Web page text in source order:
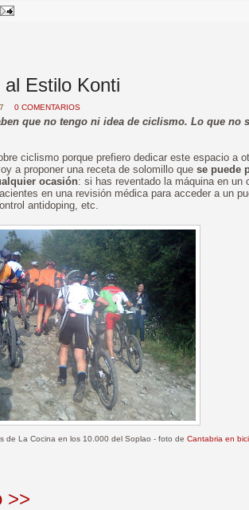
Estilo Konti
0 COMENTARIOS
que no tengo ni idea de ciclismo. Lo que no
ciclismo porque prefiero dedicar este espacio a
a proponer una receta de solomillo que se puede
ocasión: si has reventado la máquina en un
en una revisión médica para acceder a un
antidoping, etc.
de La Cocina en los 10.000 del Soplao - foto de Cantabria en bici
>>